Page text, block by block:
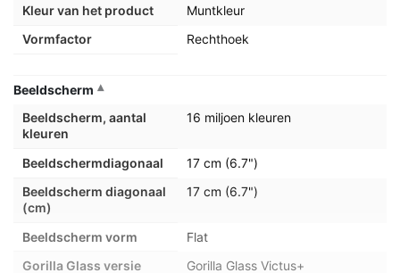
Kleur van het product
Muntkleur
Vormfactor
Rechthoek
Beeldscherm
Beeldscherm, aantal
kleuren
16 miljoen kleuren
Beeldschermdiagonaal
17 cm (6.7")
Beeldscherm diagonaal
(cm)
17 cm (6.7")
Beeldscherm vorm
Flat
Gorilla Glass versie
Gorilla Glass Victus+